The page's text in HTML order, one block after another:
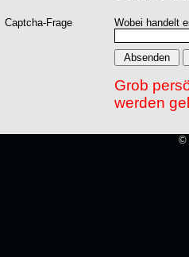
Captcha-Frage Wobei handelt
Grob
werden
©